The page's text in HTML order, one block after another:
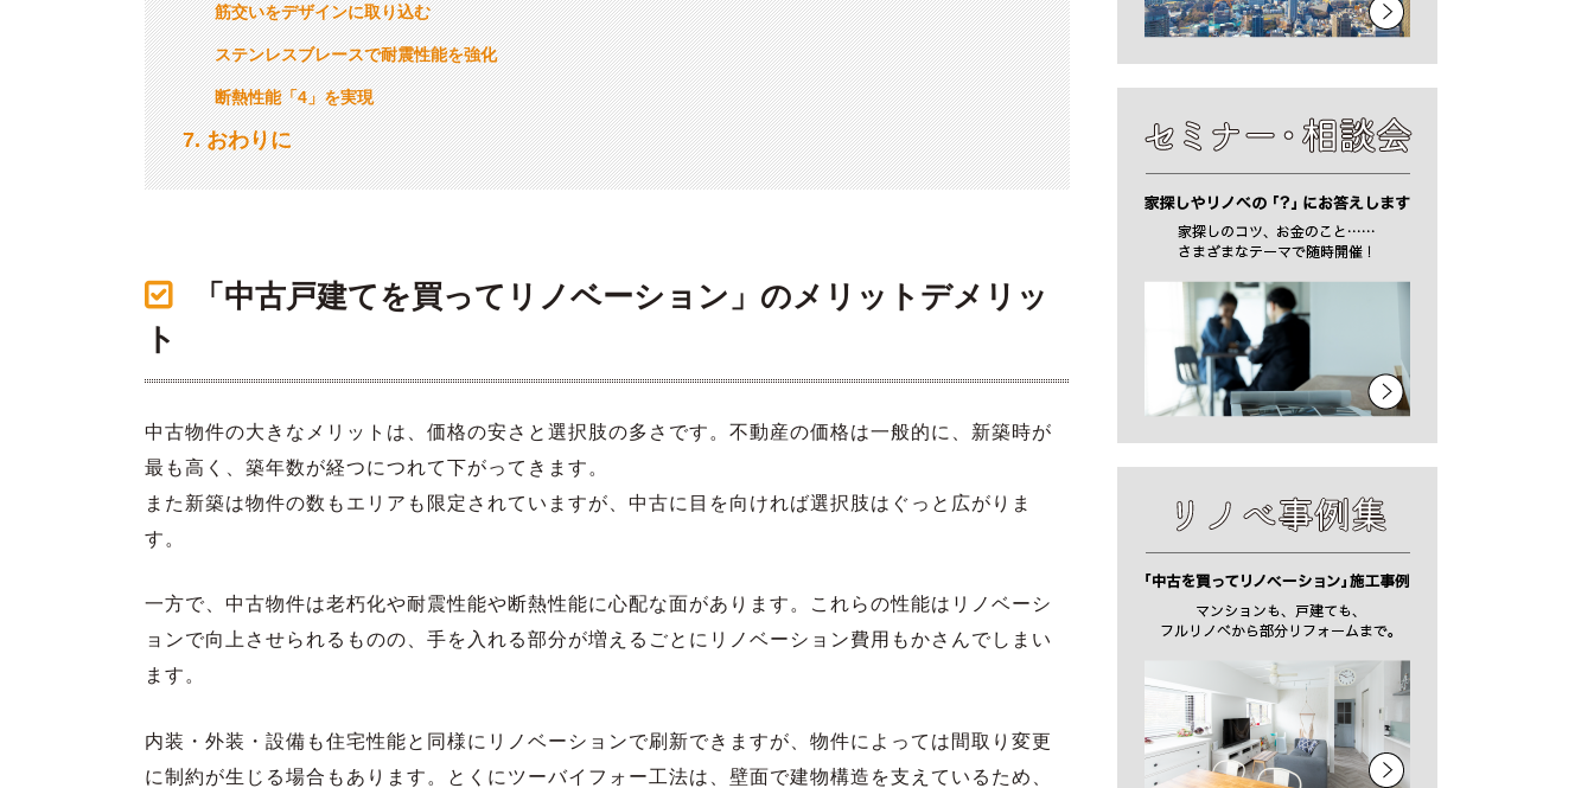
筋交いをデザインに取り込む
ステンレスブレースで耐震性能を強化
断熱性能「4」を実現
7 おわりに
「中古戸建てを買ってリノベーション」のメリットデメリッ
ト
中古物件の大きなメリットは、価格の安さと選択肢の多さです。不動産の価格は一般的に、新築時が
最も高く、築年数が経つにつれて下がってきます。
また新築は物件の数もエリアも限定されていますが、中古に目を向ければ選択肢はぐっと広がりま
す。
一方で、中古物件は老朽化や耐震性能や断熱性能に心配な面があります。これらの性能はリノベーシ
ョンで向上させられるものの、手を入れる部分が増えるごとにリノベーション費用もかさんでしまい
ます。
内装・外装・設備も住宅性能と同様にリノベーションで刷新できますが、物件によっては間取り変更
に制約が生じる場合もあります。とくにツーバイフォー工法は、壁面で建物構造を支えているため、